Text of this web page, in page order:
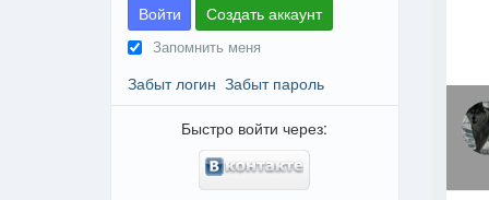
Войти Создать аккаунт
Запомнить меня
Забыт логин Забыт пароль
Быстро войти через: